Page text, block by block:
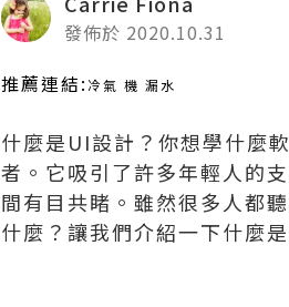
發佈於 2020.10.31
推薦連結: 冷氣 機 漏水
什麼是UI設計？你想學什麼
者。它吸引了許多年輕人的
間有目共睹。雖然很多人都
什麼？讓我們介紹一下什麼